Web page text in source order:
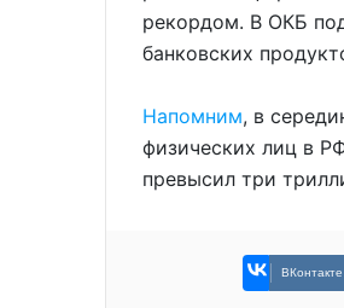
рекордом. В ОКБ
банковских
Напомним, в
физических лиц в
превысил три
ВКонтакте